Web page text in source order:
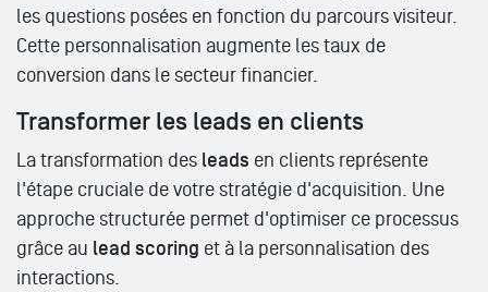
les questions posées en fonction du parcours visiteur.
Cette personnalisation augmente les taux de
conversion dans le secteur financier.
Transformer les leads en clients
La transformation des leads en clients représente
l'étape cruciale de votre stratégie d'acquisition. Une
approche structurée permet d'optimiser ce processus
grâce au lead scoring et à la personnalisation des
interactions.